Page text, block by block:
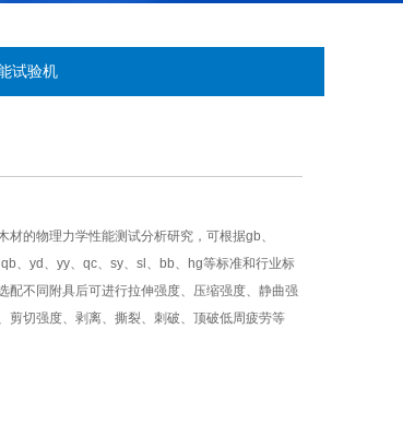
试验机
的物理力学性能测试分析研究，可根据gb、
、yd、yy、qc、sy、sl、bb、hg等标准和行业标
配不同附具后可进行拉伸强度、压缩强度、静曲强
剪切强度、剥离、撕裂、刺破、顶破低周疲劳等